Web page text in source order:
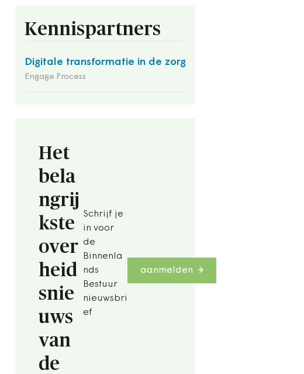
Kennispartners
Digitale transformatie in de zorg
Engage Process
Het
bela
ngrij
kste
over
heid
snie
uws
van
de
Schrijf je
in voor
de
Binnenla
nds
Bestuur
nieuwsbri
ef
aanmelden